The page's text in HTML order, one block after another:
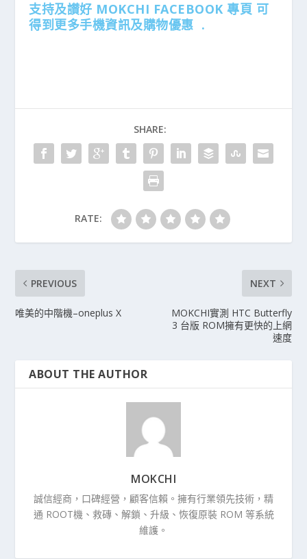
支持及讃好 MOKCHI FACEBOOK 專頁 可
得到更多手機資訊及購物優惠 .
SHARE:
RATE:
PREVIOUS
唯美的中階機–oneplus X
NEXT
MOKCHI實測 HTC Butterfly
3 台版 ROM擁有更快的上網
速度
ABOUT THE AUTHOR
MOKCHI
誠信經商，口碑經營，顧客信賴。擁有行業領先技術，精
通 ROOT機、救磚、解鎖、升級、恢復原裝 ROM 等系統
維護。